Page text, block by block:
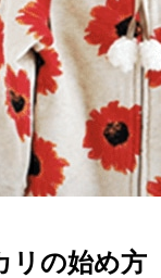
リの始め方